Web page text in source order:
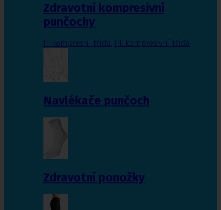
Zdravotní kompresivní
punčochy
II. kompresní třída III. kompresivní třída
Navlékače punčoch
Zdravotní ponožky